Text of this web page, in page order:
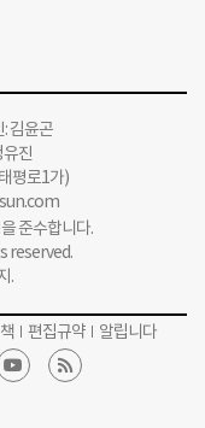
김윤곤
진
평로1가)
준수합니다.
reserved.
.
편집규약 알립니다